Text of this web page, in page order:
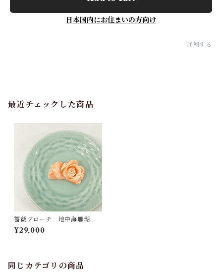
日本国内にお住まいの方向け
通報する
最近チェックした商品
薔薇ブローチ 地中海珊瑚
（さんご） fb-11
¥29,000
同じカテゴリの商品